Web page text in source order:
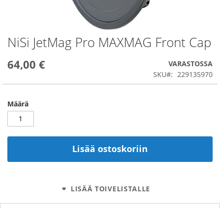
NiSi JetMag Pro MAXMAG Front Cap
64,00 €
VARASTOSSA
SKU
229135970
Määrä
Lisää ostoskoriin
LISÄÄ TOIVELISTALLE
Skip
to
beginning
the
gallery